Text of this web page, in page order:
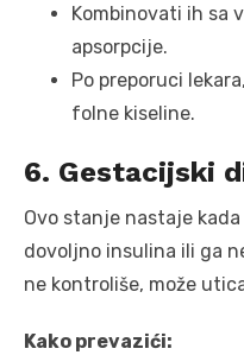
Kombinovati ih sa
apsorpcije.
Po preporuci
folne kiseline.
6. Gestacijski
Ovo stanje nastaje
dovoljno insulina ili ga
ne kontroliše, može
Kako prevazići: